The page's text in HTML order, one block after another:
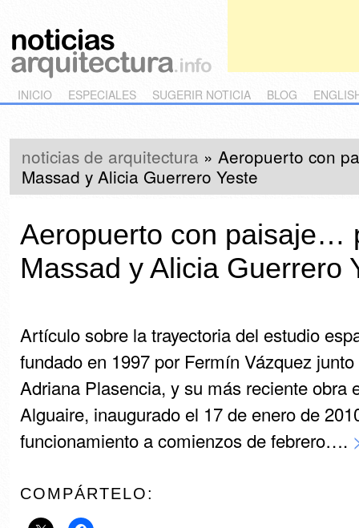
Main menu
Skip to primary content
Skip to secondary content
INICIO ESPECIALES SUGERIR NOTICIA BLOG
noticias de arquitectura » Aeropuerto con
Massad y Alicia Guerrero Yeste
Aeropuerto con paisaje…
Massad y Alicia Guerrero
Artículo sobre la trayectoria del estudio
fundado en 1997 por Fermín Vázquez
Adriana Plasencia, y su más reciente obra
Alguaire, inaugurado el 17 de enero de
funcionamiento a comienzos de febrero….
COMPÁRTELO: